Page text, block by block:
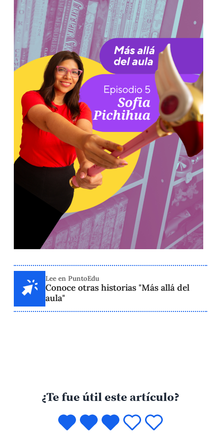
Lee en PuntoEdu
Conoce otras historias "Más allá del
aula"
¿Te fue útil este artículo?